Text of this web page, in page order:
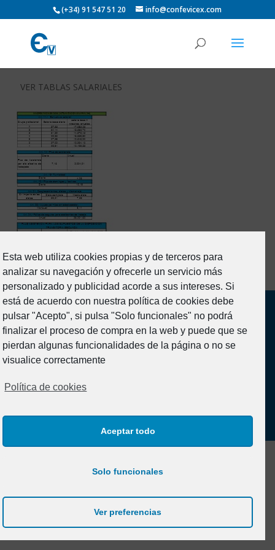
Esta web utiliza cookies propias y de terceros para
analizar su navegación y ofrecerle un servicio más
personalizado y publicidad acorde a sus intereses. Si
está de acuerdo con nuestra política de cookies debe
pulsar "Acepto", si pulsa "Solo funcionales" no podrá
finalizar el proceso de compra en la web y puede que se
pierdan algunas funcionalidades de la página o no se
visualice correctamente
Política de cookies
Aceptar todo
Solo funcionales
Ver preferencias
(+34) 91 547 51 20 info@confevicex.com
VER TABLAS SALARIALES